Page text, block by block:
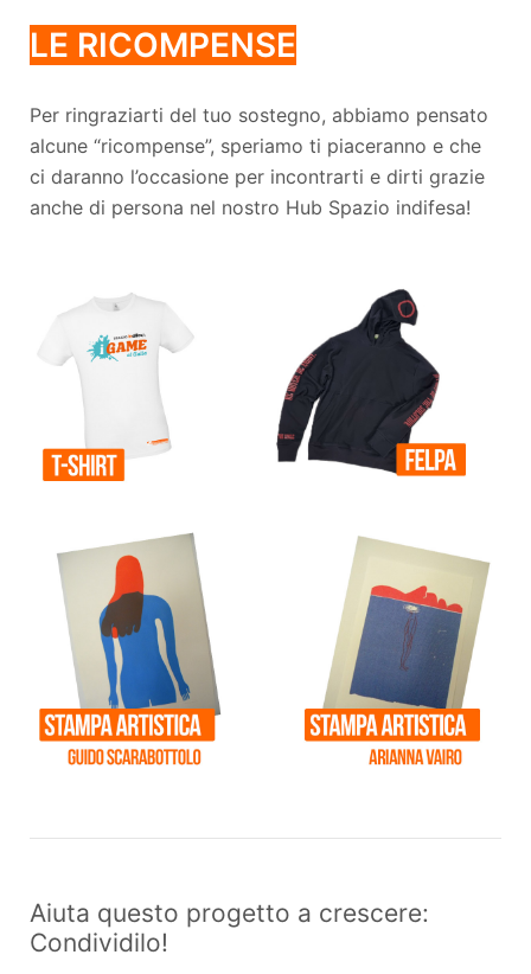
LE RICOMPENSE
Per ringraziarti del tuo sostegno, abbiamo pensato
alcune “ricompense”, speriamo ti piaceranno e che
ci daranno l’occasione per incontrarti e dirti grazie
anche di persona nel nostro Hub Spazio indifesa!
Aiuta questo progetto a crescere:
Condividilo!